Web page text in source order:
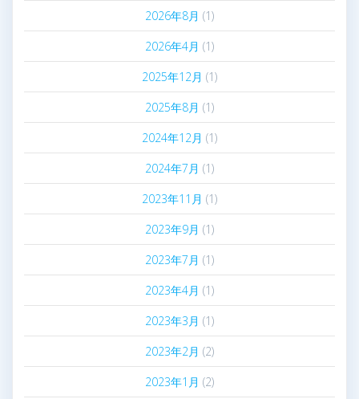
2026年8月 (1)
2026年4月 (1)
2025年12月 (1)
2025年8月 (1)
2024年12月 (1)
2024年7月 (1)
2023年11月 (1)
2023年9月 (1)
2023年7月 (1)
2023年4月 (1)
2023年3月 (1)
2023年2月 (2)
2023年1月 (2)